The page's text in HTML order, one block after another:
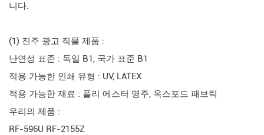
니다.
(1) 진주 광고 직물 제품 :
난연성 표준 : 독일 B1, 국가 표준 B1
적용 가능한 인쇄 유형 : UV, LATEX
적용 가능한 재료 : 폴리 에스터 명주, 옥스포드 패브릭
우리의 제품 :
RF-596U RF-2155Z